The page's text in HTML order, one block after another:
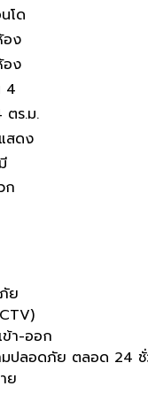
โด
อง
อง
4
ตร.ม.
สดง
ก
ย
ข้า-ออก
มปลอดภัย ตลอด 24 ชั่
ย